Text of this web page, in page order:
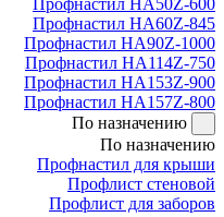
Профнастил НА50Z-600
Профнастил НА60Z-845
Профнастил НА90Z-1000
Профнастил НА114Z-750
Профнастил НА153Z-900
Профнастил НА157Z-800
По назначению
По назначению
Профнастил для крыши
Профлист стеновой
Профлист для заборов